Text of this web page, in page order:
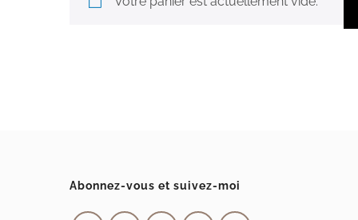
Abonnez-vous et suivez-moi